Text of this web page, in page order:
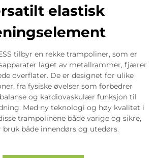
elastisk
tilbyr en rekke trampoliner, som er
laget av metallrammer, fjærer
overflater. De er designet for ulike
fra fysiske øvelser som forbedrer
og kardiovaskulær funksjon til
Med ny teknologi og høy kvalitet i
trampolinene både varige og sikre,
både innendørs og utedørs.